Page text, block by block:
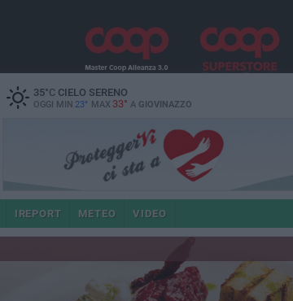
35°CCIELO SERENO
OGGI MIN 23° MAX 33° A GIOVINAZZO
IREPORT METEO VIDEO